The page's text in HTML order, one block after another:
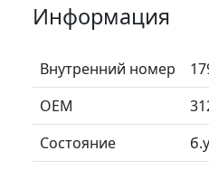
Информация
Внутренний номер
ОЕМ
Состояние
б.у